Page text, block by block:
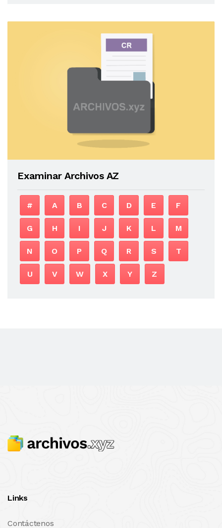
Examinar Archivos AZ
# A B C D E F
G H I J K L M
N O P Q R S T
U V W X Y Z
Links
Contáctenos